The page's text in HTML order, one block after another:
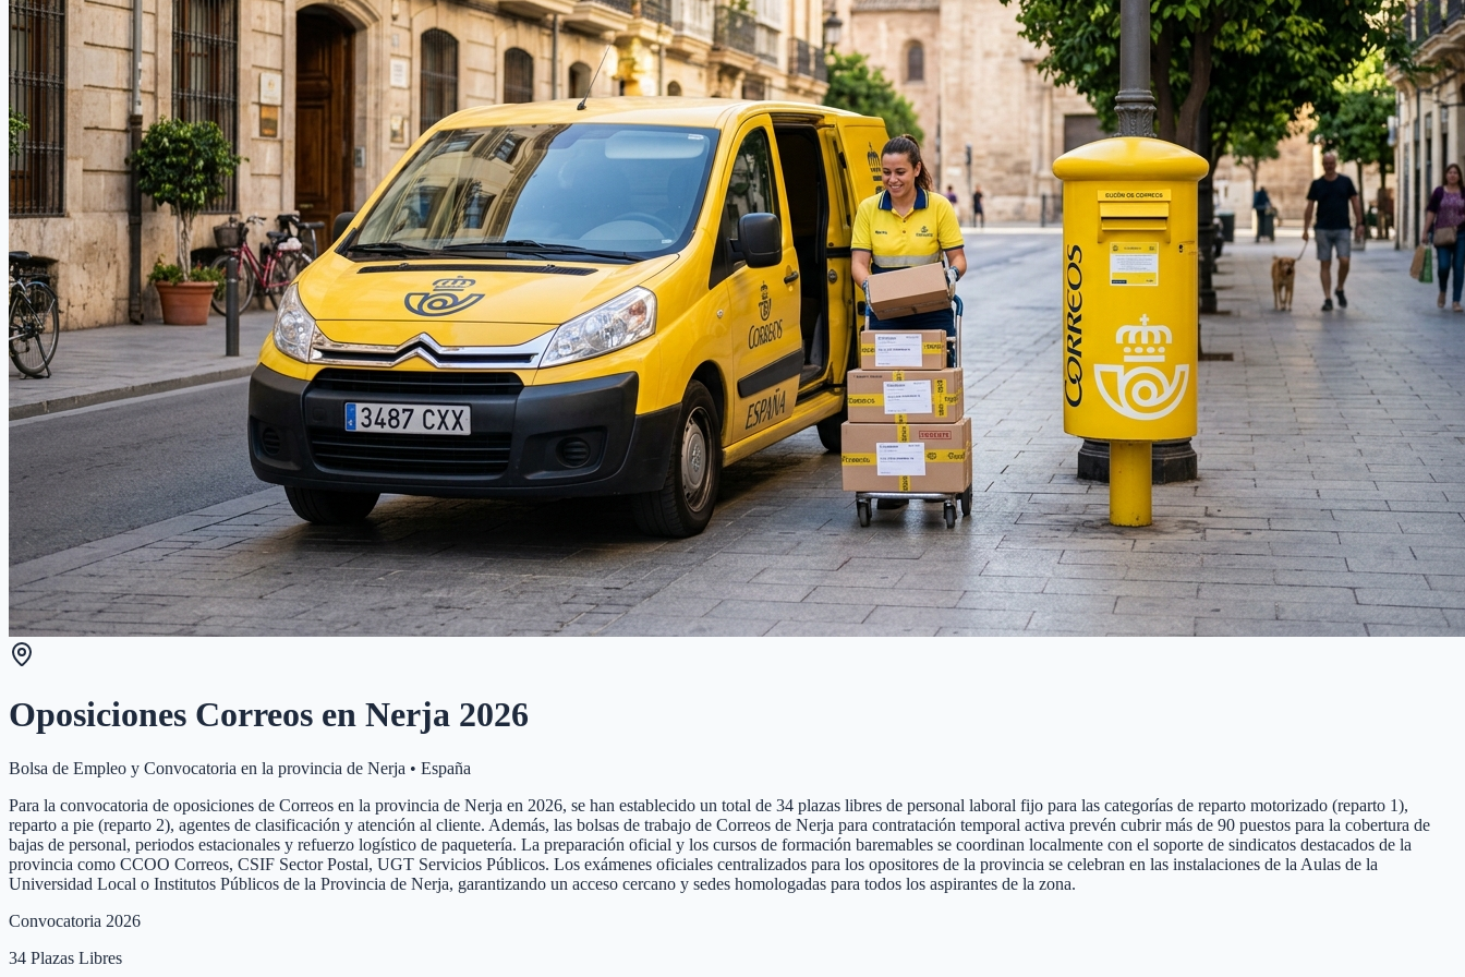
Oposiciones Correos en Nerja 2026
Bolsa de Empleo y Convocatoria en la provincia de Nerja • España
Para la convocatoria de oposiciones de Correos en la provincia de Nerja en 2026, se han establecido un total de 34 plazas libres de personal laboral fijo para las categorías de reparto motorizado (reparto 1),
reparto a pie (reparto 2), agentes de clasificación y atención al cliente. Además, las bolsas de trabajo de Correos de Nerja para contratación temporal activa prevén cubrir más de 90 puestos para la cobertura de
bajas de personal, periodos estacionales y refuerzo logístico de paquetería. La preparación oficial y los cursos de formación baremables se coordinan localmente con el soporte de sindicatos destacados de la
provincia como CCOO Correos, CSIF Sector Postal, UGT Servicios Públicos. Los exámenes oficiales centralizados para los opositores de la provincia se celebran en las instalaciones de la Aulas de la
Universidad Local o Institutos Públicos de la Provincia de Nerja, garantizando un acceso cercano y sedes homologadas para todos los aspirantes de la zona.
Convocatoria 2026
34 Plazas Libres